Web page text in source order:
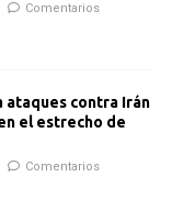
Comentarios
ataques contra Irán
el estrecho de
Comentarios